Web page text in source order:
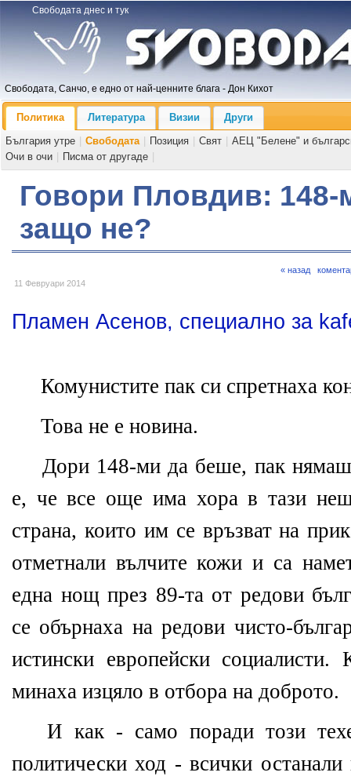
Свободата днес и тук
Свободата, Санчо, е едно от най-ценните блага - Дон Кихот
Политика Литература Визии
Други
България утре
Свободата Позиция Свят
АЕЦ "Белене" и
Очи в очи
Писма от другаде
Говори Пловдив: 148-
защо не?
11 Февруари 2014
« назад
Пламен Асенов, специално за
Комунистите пак си спретнаха
Това не е новина.
Дори 148-ми да беше, пак
е, че все още има хора в тази
страна, които им се връзват на
отметнали вълчите кожи и са
една нощ през 89-та от редови
се обърнаха на редови чисто-
истински европейски
минаха изцяло в отбора на доброто.
И как - само поради този
политически ход - всички